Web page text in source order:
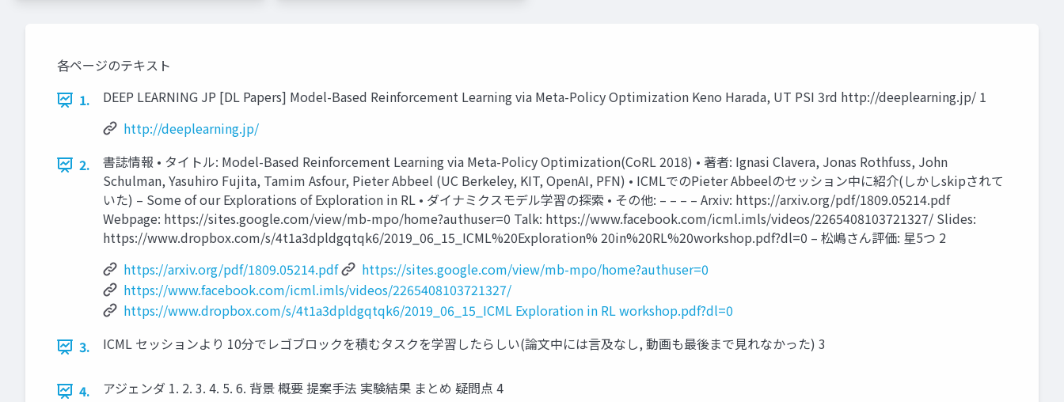
各ページのテキスト
1.
DEEP LEARNING JP [DL Papers] Model-Based Reinforcement Learning via Meta-Policy Optimization Keno Harada, UT PSI 3rd http://deeplearning.jp/ 1
http://deeplearning.jp/
2.
書誌情報 • タイトル: Model-Based Reinforcement Learning via Meta-Policy Optimization(CoRL 2018) • 著者: Ignasi Clavera, Jonas Rothfuss, John
Schulman, Yasuhiro Fujita, Tamim Asfour, Pieter Abbeel (UC Berkeley, KIT, OpenAI, PFN) • ICMLでのPieter Abbeelのセッション中に紹介(しかしskipされて
いた) – Some of our Explorations of Exploration in RL • ダイナミクスモデル学習の探索 • その他: – – – – Arxiv: https://arxiv.org/pdf/1809.05214.pdf
Webpage: https://sites.google.com/view/mb-mpo/home?authuser=0 Talk: https://www.facebook.com/icml.imls/videos/2265408103721327/ Slides:
https://www.dropbox.com/s/4t1a3dpldgqtqk6/2019_06_15_ICML%20Exploration% 20in%20RL%20workshop.pdf?dl=0 – 松嶋さん評価: 星5つ 2
https://arxiv.org/pdf/1809.05214.pdf
https://sites.google.com/view/mb-mpo/home?authuser=0
https://www.facebook.com/icml.imls/videos/2265408103721327/
https://www.dropbox.com/s/4t1a3dpldgqtqk6/2019_06_15_ICML Exploration in RL workshop.pdf?dl=0
3.
ICML セッションより 10分でレゴブロックを積むタスクを学習したらしい(論文中には言及なし, 動画も最後まで見れなかった) 3
4. アジェンダ 1. 2. 3. 4. 5. 6. 背景 概要 提案手法 実験結果 まとめ 疑問点 4